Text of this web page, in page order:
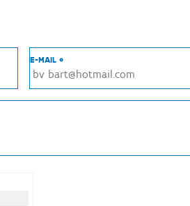
E-MAIL *